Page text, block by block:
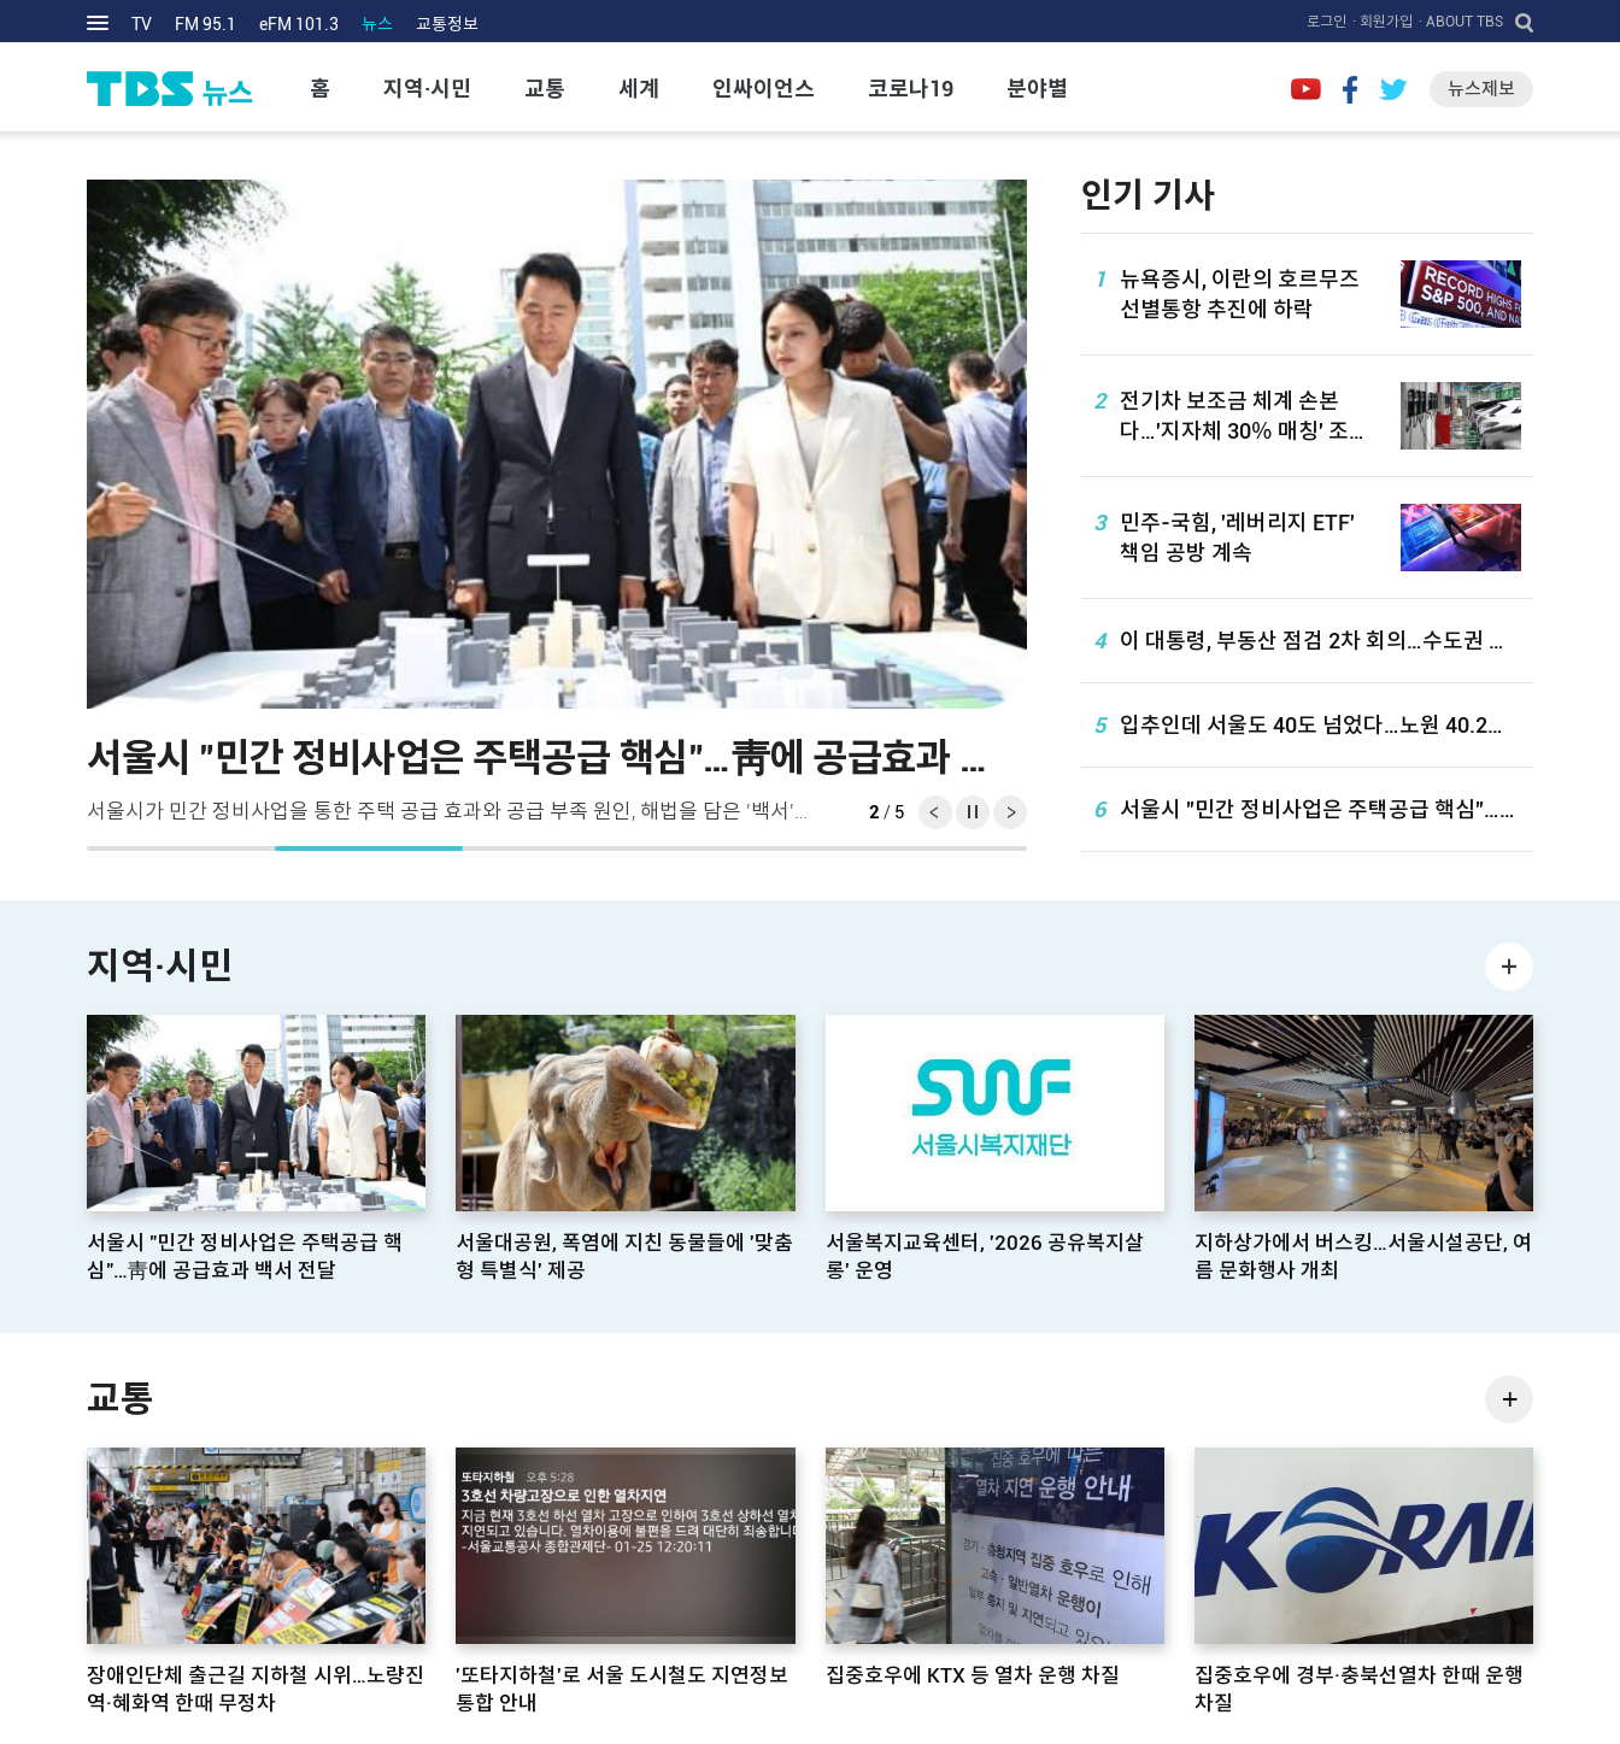
TV FM 95.1 eFM 101.3 뉴스 교통정보 로그인 · 회원가입 · ABOUT TBS
홈 지역·시민 교통 세계 인싸이언스 코로나19 분야별 뉴스제보
서울시 "민간 정비사업은 주택공급 핵심"…靑에 공급효과 백서 전달
서울시가 민간 정비사업을 통한 주택 공급 효과와 공급 부족 원인, 해법을 담은 '백서'를 대통령실에 전달했습니다. 서울시는 오세훈 시장이 지난 5일 김용범 청와대 정책실장을 만나, 서울의 재개발·재건축 추진 현황과 공급 부족 원인, 정비사업 활성화를 위한 제도 개선 과제를 설명하고 보고서를 전달했다고 밝혔습니다. 보고서는 서울의 주택공급 부족이 단기간의 수요 증가로 발생한 문제가 아니라, 과거 정비구역 대량 해제와 신규 지정 억제, 잇따른 정비사업 규제가 누적되면서 발생한 구조적인 공급 공백이라고 진단했습니다. 보고서는 특히 가용부지가 절대적으로 부족한 서울에서 재개발·재건축 정비사업이 사실상 유일한 대규모 주택공급 수단이라고 분석했습니다. 그러면서 "정비사업에 대한 과도한 규제는 사업 기간을 늘리고 공급 시기를 늦춰 시장 불안을 키우는 가장 큰 위험 요인"이라며 "과거의 공급 억제 기조로 회귀한다면 서울의 주택 부족과 시민의 주거 불안은 반복될 수밖에 없다"고 진단했습니다. 아울러 ▲ 재개발 임대주택 비율 완화 및 민간 정비사업 용적률 상향(1.2배) ▲ 조합원 지위양도 제한 유예(3년한시) ▲ 이주비 대출 규제완화(LTV 40→70％) ▲ 재개발 조합설립 동의율 완화(75→70％) 등 법령 개정을 강력히 건의했습니다. 보고서는 지난달 14일 국무회의에서 대통령이 "일반적으로 공급 물량이 많이 부족하다고 하는데 왜 그렇게 되는지 현황 보고를 해달라"고 지시한 데 따라 마련됐습니다.
구윤철, '대출 완화' 주장에 "핀셋 지
2 / 5
인기 기사
1
뉴욕증시, 이란의 호르무즈
선별통항 추진에 하락
2
전기차 보조금 체계 손본
다…'지자체 30％ 매칭' 조정
3
민주-국힘, '레버리지 ETF'
책임 공방 계속
4
이 대통령, 부동산 점검 2차 회의…수도권 공
5
입추인데 서울도 40도 넘었다…노원 40.2도
6
서울시 "민간 정비사업은 주택공급 핵심"…靑
지역·시민
서울시 "민간 정비사업은 주택공급 핵
심"…靑에 공급효과 백서 전달
서울대공원, 폭염에 지친 동물들에 '맞춤
형 특별식' 제공
서울복지교육센터, '2026 공유복지살
롱' 운영
지하상가에서 버스킹…서울시설공단, 여
름 문화행사 개최
교통
장애인단체 출근길 지하철 시위…노량진
역·혜화역 한때 무정차
'또타지하철'로 서울 도시철도 지연정보
통합 안내
집중호우에 KTX 등 열차 운행 차질
집중호우에 경부·충북선열차 한때 운행
차질